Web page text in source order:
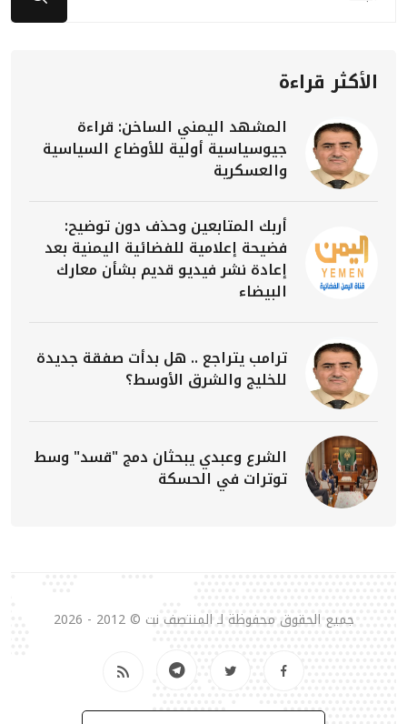
الأكثر قراءة
المشهد اليمني الساخن: قراءة
جيوسياسية أولية للأوضاع السياسية
والعسكرية
أربك المتابعين وحذف دون توضيح:
فضيحة إعلامية للفضائية اليمنية بعد
إعادة نشر فيديو قديم بشأن معارك
البيضاء
ترامب يتراجع .. هل بدأت صفقة جديدة
للخليج والشرق الأوسط؟
الشرع وعبدي يبحثان دمج "قسد" وسط
توترات في الحسكة
جميع الحقوق محفوظة لـ المنتصف نت © 2012 - 2026